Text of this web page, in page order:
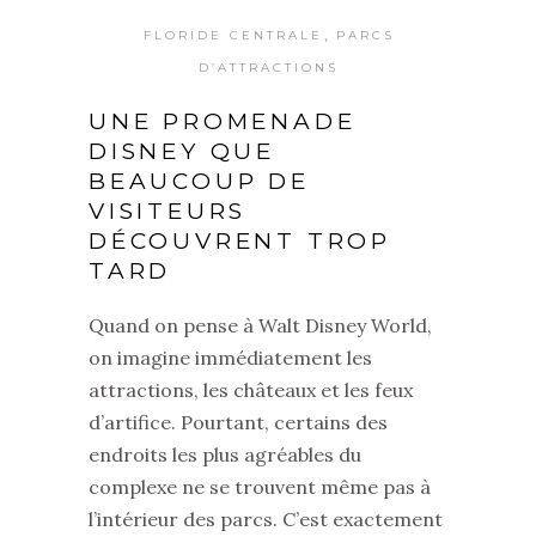
FLORIDE CENTRALE PARCS
D’ATTRACTIONS
UNE PROMENADE
DISNEY QUE
BEAUCOUP DE
VISITEURS
DÉCOUVRENT TROP
TARD
Quand on pense à Walt Disney World,
on imagine immédiatement les
attractions, les châteaux et les feux
d’artifice. Pourtant, certains des
endroits les plus agréables du
complexe ne se trouvent même pas à
l’intérieur des parcs. C’est exactement